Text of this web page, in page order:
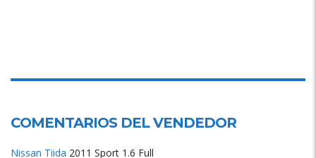
COMENTARIOS DEL VENDEDOR
Nissan Tiida 2011 Sport 1.6 Full